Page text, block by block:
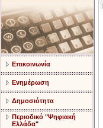
Επικοινωνία
Ενημέρωση
Δημοσιότητα
Περιοδικό "Ψηφιακή
Ελλάδα"